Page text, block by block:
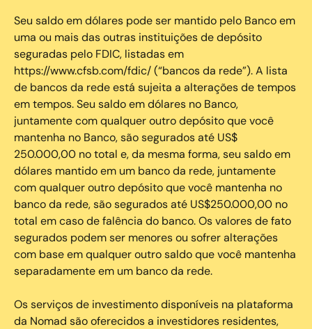
Seu saldo em dólares pode ser mantido pelo Banco em
uma ou mais das outras instituições de depósito
seguradas pelo FDIC, listadas em
https://www.cfsb.com/fdic/ (“bancos da rede”). A lista
de bancos da rede está sujeita a alterações de tempos
em tempos. Seu saldo em dólares no Banco,
juntamente com qualquer outro depósito que você
mantenha no Banco, são segurados até US$
250.000,00 no total e, da mesma forma, seu saldo em
dólares mantido em um banco da rede, juntamente
com qualquer outro depósito que você mantenha no
banco da rede, são segurados até US$250.000,00 no
total em caso de falência do banco. Os valores de fato
segurados podem ser menores ou sofrer alterações
com base em qualquer outro saldo que você mantenha
separadamente em um banco da rede.
Os serviços de investimento disponíveis na plataforma
da Nomad são oferecidos a investidores residentes,